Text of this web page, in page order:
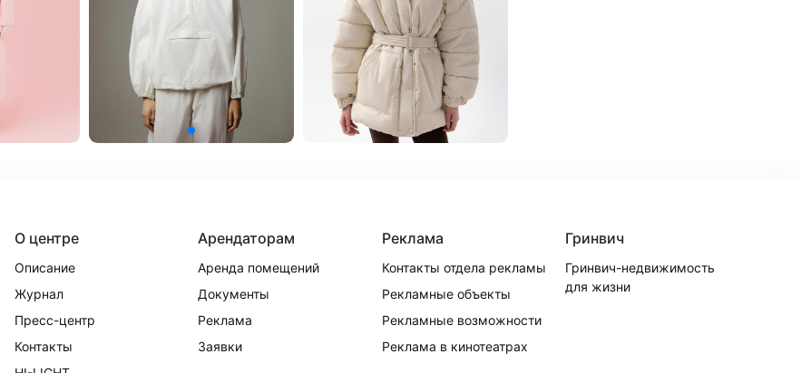
О центре
Описание
Журнал
Пресс-центр
Контакты
Арендаторам
Аренда помещений
Документы
Реклама
Заявки
Реклама
Контакты отдела рекламы
Рекламные объекты
Рекламные возможности
Реклама в кинотеатрах
Гринвич
Гринвич-недвижимость
для жизни